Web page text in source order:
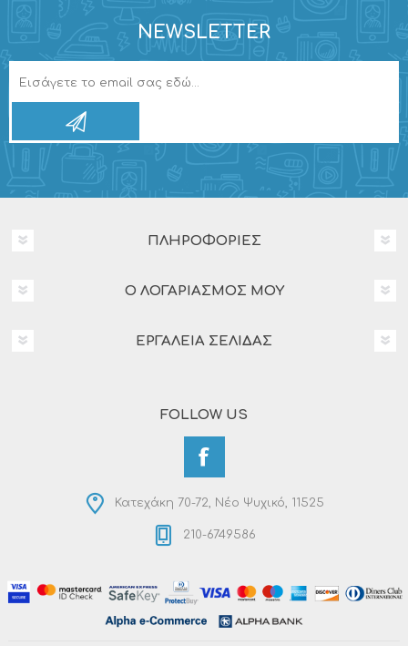
NEWSLETTER
ΠΛΗΡΟΦΟΡΊΕΣ
Ο ΛΟΓΑΡΙΑΣΜΌΣ ΜΟΥ
ΕΡΓΑΛΕΊΑ ΣΕΛΊΔΑΣ
FOLLOW US
Κατεχάκη 70-72, Νέο Ψυχικό, 11525
210-6749586